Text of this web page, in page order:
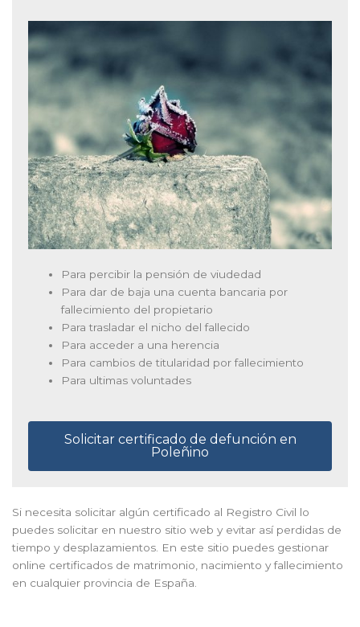
Para percibir la pensión de viudedad
Para dar de baja una cuenta bancaria por
fallecimiento del propietario
Para trasladar el nicho del fallecido
Para acceder a una herencia
Para cambios de titularidad por fallecimiento
Para ultimas voluntades
Solicitar certificado de defunción en
Poleñino
Si necesita solicitar algún certificado al Registro Civil lo
puedes solicitar en nuestro sitio web y evitar así perdidas de
tiempo y desplazamientos. En este sitio puedes gestionar
online certificados de matrimonio, nacimiento y fallecimiento
en cualquier provincia de España.